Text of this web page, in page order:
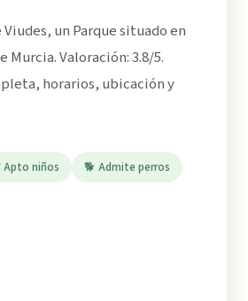
un Parque situado en
Murcia. Valoración: 3.8/5.
horarios, ubicación y
Apto niños 🐕 Admite perros